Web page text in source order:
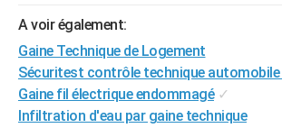
CARTE DE VOEUX
Carte de Noël
Carte Bonne année
Carte Saint-Valentin
Carte Pâques
Carte d'anniversaire
DICTIONNAIRE
A voir également:
Gaine Technique de Logement
Sécuritest contrôle technique automobile
Gaine fil électrique endommagé ✓
Infiltration d'eau par gaine technique